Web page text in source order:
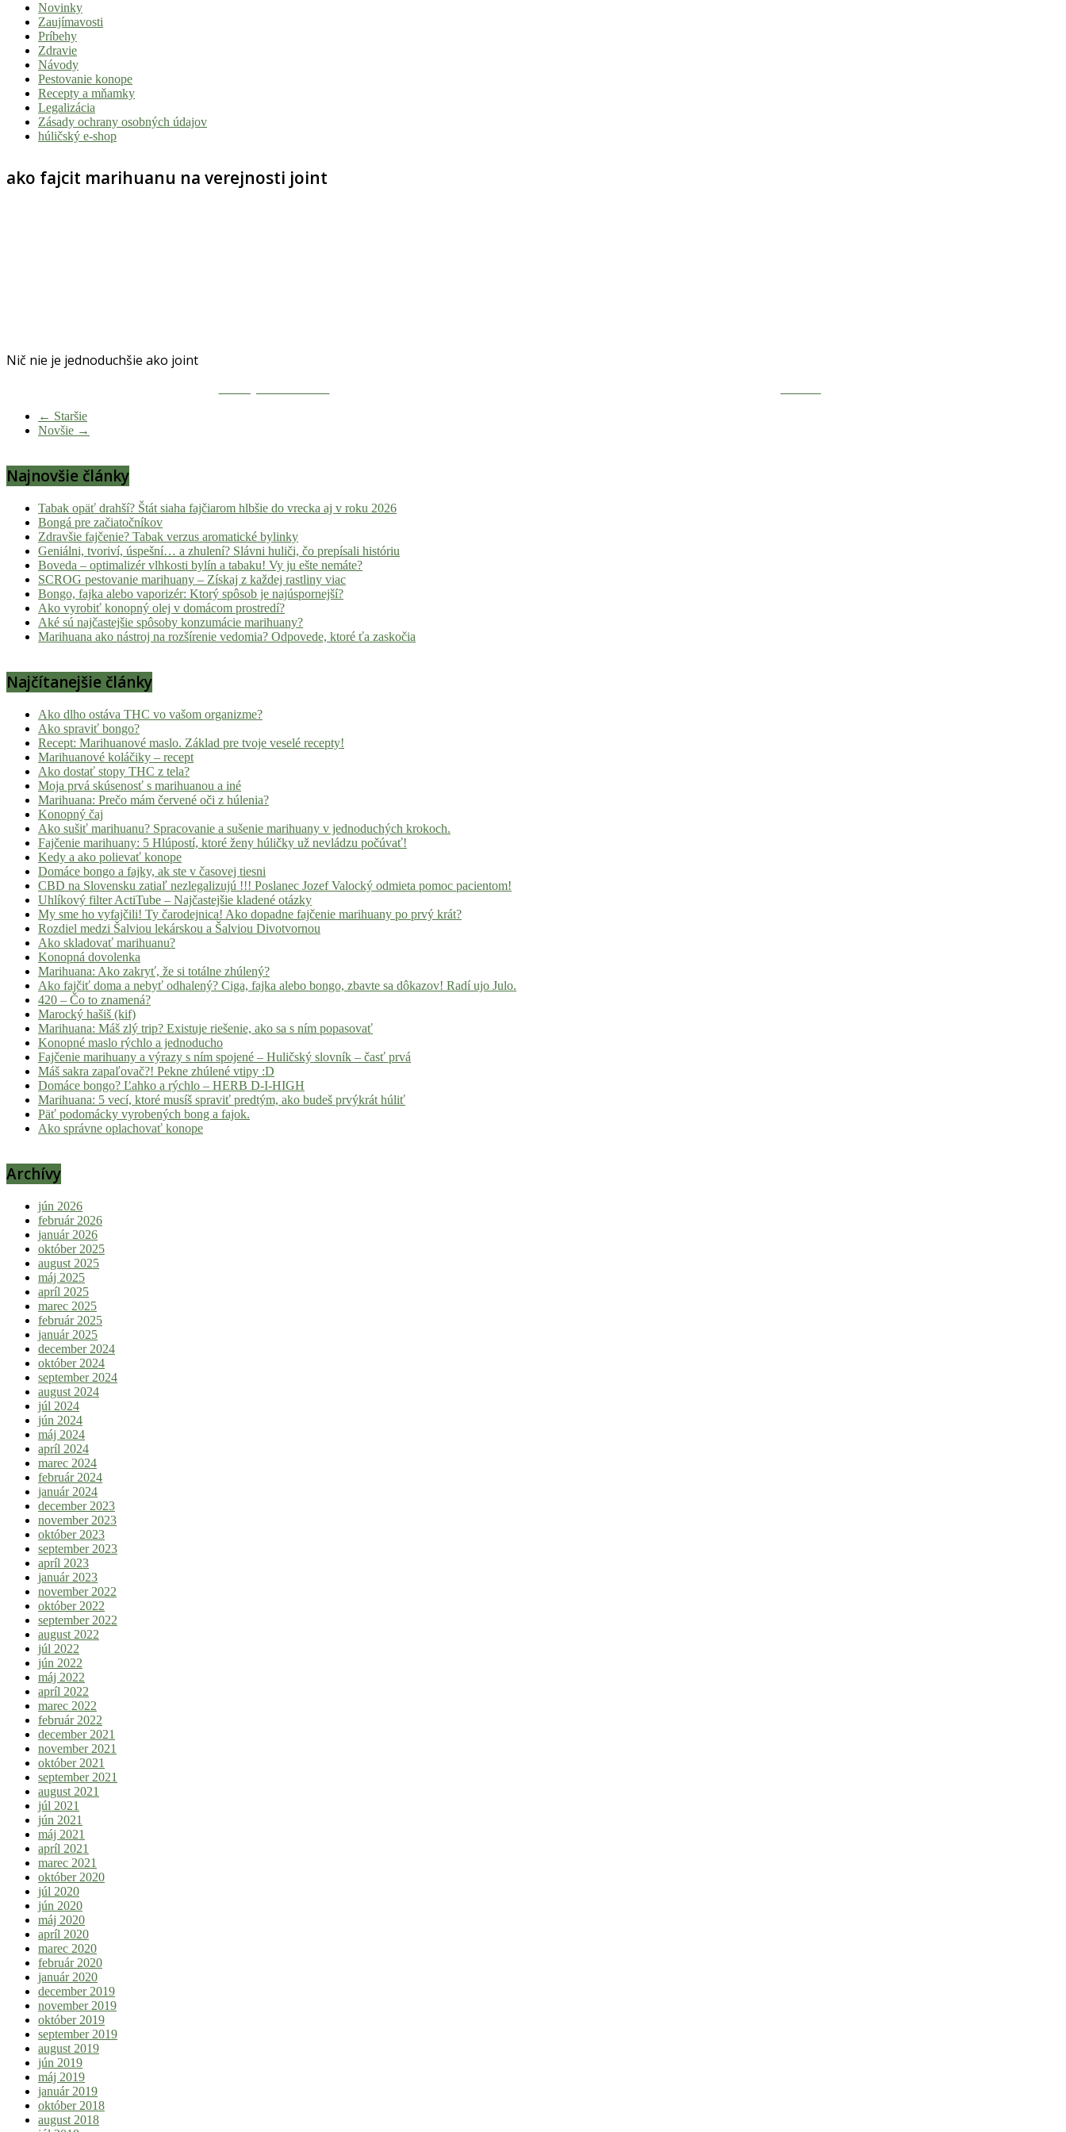
Tvoj
sprievodca
svetom
pohody
stoner
čerstvé
novinky
scény,
najlepší
out,
stoner
tipy
lifestyle.
Klikni
nalaď
Novinky
Zaujímavosti
Príbehy
Zdravie
Návody
Pestovanie konope
Recepty a mňamky
Legalizácia
Zásady ochrany osobných údajov
húličský e-shop
ako fajcit marihuanu na verejnosti joint
Nič nie je jednoduchšie ako joint
← Staršie
Novšie →
Najnovšie články
Tabak opäť drahší? Štát siaha fajčiarom hlbšie do vrecka aj v roku 2026
Bongá pre začiatočníkov
Zdravšie fajčenie? Tabak verzus aromatické bylinky
Geniálni, tvoriví, úspešní… a zhulení? Slávni huliči, čo prepísali históriu
Boveda – optimalizér vlhkosti bylín a tabaku! Vy ju ešte nemáte?
SCROG pestovanie marihuany – Získaj z každej rastliny viac
Bongo, fajka alebo vaporizér: Ktorý spôsob je najúspornejší?
Ako vyrobiť konopný olej v domácom prostredí?
Aké sú najčastejšie spôsoby konzumácie marihuany?
Marihuana ako nástroj na rozšírenie vedomia? Odpovede, ktoré ťa zaskočia
Najčítanejšie články
Ako dlho ostáva THC vo vašom organizme?
Ako spraviť bongo?
Recept: Marihuanové maslo. Základ pre tvoje veselé recepty!
Marihuanové koláčiky – recept
Ako dostať stopy THC z tela?
Moja prvá skúsenosť s marihuanou a iné
Marihuana: Prečo mám červené oči z húlenia?
Konopný čaj
Ako sušiť marihuanu? Spracovanie a sušenie marihuany v jednoduchých krokoch.
Fajčenie marihuany: 5 Hlúpostí, ktoré ženy húličky už nevládzu počúvať!
Kedy a ako polievať konope
Domáce bongo a fajky, ak ste v časovej tiesni
CBD na Slovensku zatiaľ nezlegalizujú !!! Poslanec Jozef Valocký odmieta pomoc pacientom!
Uhlíkový filter ActiTube – Najčastejšie kladené otázky
My sme ho vyfajčili! Ty čarodejnica! Ako dopadne fajčenie marihuany po prvý krát?
Rozdiel medzi Šalviou lekárskou a Šalviou Divotvornou
Ako skladovať marihuanu?
Konopná dovolenka
Marihuana: Ako zakryť, že si totálne zhúlený?
Ako fajčiť doma a nebyť odhalený? Ciga, fajka alebo bongo, zbavte sa dôkazov! Radí ujo Julo.
420 – Čo to znamená?
Marocký hašiš (kif)
Marihuana: Máš zlý trip? Existuje riešenie, ako sa s ním popasovať
Konopné maslo rýchlo a jednoducho
Fajčenie marihuany a výrazy s ním spojené – Huličský slovník – časť prvá
Máš sakra zapaľovač?! Pekne zhúlené vtipy :D
Domáce bongo? Ľahko a rýchlo – HERB D-I-HIGH
Marihuana: 5 vecí, ktoré musíš spraviť predtým, ako budeš prvýkrát húliť
Päť podomácky vyrobených bong a fajok.
Ako správne oplachovať konope
Archívy
jún 2026
február 2026
január 2026
október 2025
august 2025
máj 2025
apríl 2025
marec 2025
február 2025
január 2025
december 2024
október 2024
september 2024
august 2024
júl 2024
jún 2024
máj 2024
apríl 2024
marec 2024
február 2024
január 2024
december 2023
november 2023
október 2023
september 2023
apríl 2023
január 2023
november 2022
október 2022
september 2022
august 2022
júl 2022
jún 2022
máj 2022
apríl 2022
marec 2022
február 2022
december 2021
november 2021
október 2021
september 2021
august 2021
júl 2021
jún 2021
máj 2021
apríl 2021
marec 2021
október 2020
júl 2020
jún 2020
máj 2020
apríl 2020
marec 2020
február 2020
január 2020
december 2019
november 2019
október 2019
september 2019
august 2019
jún 2019
máj 2019
január 2019
október 2018
august 2018